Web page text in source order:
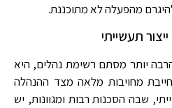
מהפעלה לא מתוכננת.
תעשייתי
יותר מסתם רשימת נהלים, היא
מחויבות מלאה מצד ההנהלה
שבה הסכנות רבות ומגוונות, יש